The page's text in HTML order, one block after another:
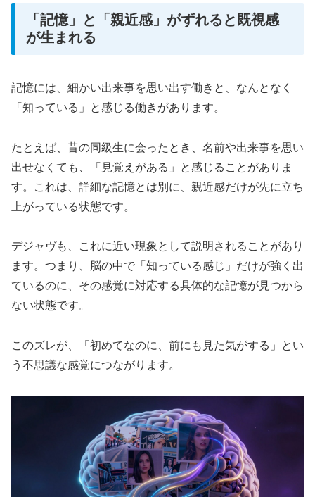
「記憶」と「親近感」がずれると既視感
が生まれる
記憶には、細かい出来事を思い出す働きと、なんとなく
「知っている」と感じる働きがあります。
たとえば、昔の同級生に会ったとき、名前や出来事を思い
出せなくても、「見覚えがある」と感じることがありま
す。これは、詳細な記憶とは別に、親近感だけが先に立ち
上がっている状態です。
デジャヴも、これに近い現象として説明されることがあり
ます。つまり、脳の中で「知っている感じ」だけが強く出
ているのに、その感覚に対応する具体的な記憶が見つから
ない状態です。
このズレが、「初めてなのに、前にも見た気がする」とい
う不思議な感覚につながります。